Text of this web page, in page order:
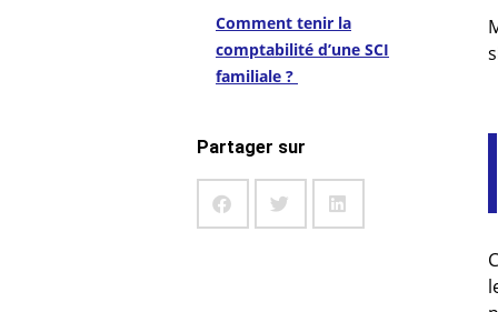
Comment tenir la
comptabilité d’une SCI
familiale ?
Partager sur